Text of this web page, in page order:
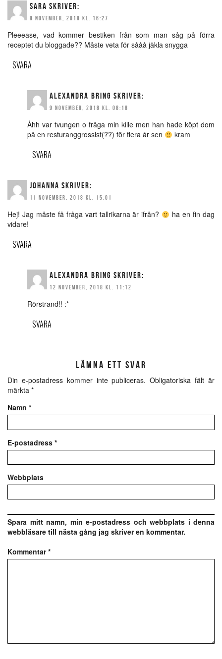
SARA SKRIVER:
8 NOVEMBER, 2018 KL. 16:27
Pleeease, vad kommer bestiken från som man såg på förra
receptet du bloggade?? Måste veta för sååå jäkla snygga
SVARA
ALEXANDRA BRING SKRIVER:
9 NOVEMBER, 2018 KL. 08:18
Åhh var tvungen o fråga min kille men han hade köpt dom
på en resturanggrossist(??) för flera år sen
kram
SVARA
JOHANNA SKRIVER:
11 NOVEMBER, 2018 KL. 15:01
Hej! Jag måste få fråga vart tallrikarna är ifrån?
ha en fin dag
vidare!
SVARA
ALEXANDRA BRING SKRIVER:
12 NOVEMBER, 2018 KL. 11:12
Rörstrand!! :*
SVARA
LÄMNA ETT SVAR
Din e-postadress kommer inte publiceras. Obligatoriska fält är
märkta *
Namn *
E-postadress *
Webbplats
Spara mitt namn, min e-postadress och webbplats i denna
webbläsare till nästa gång jag skriver en kommentar.
Kommentar*